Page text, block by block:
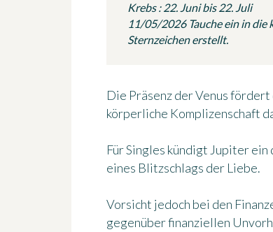
Krebs : 22. Juni bis 22. Juli
11/05/2026 Tauche ein in die
Sternzeichen erstellt.
Die Präsenz der Venus
körperliche Komplizenschaft
Für Singles kündigt Jupiter
eines Blitzschlags der Liebe.
Vorsicht jedoch bei den
gegenüber finanziellen